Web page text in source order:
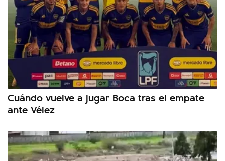
Cuándo vuelve a jugar Boca tras el empate
ante Vélez